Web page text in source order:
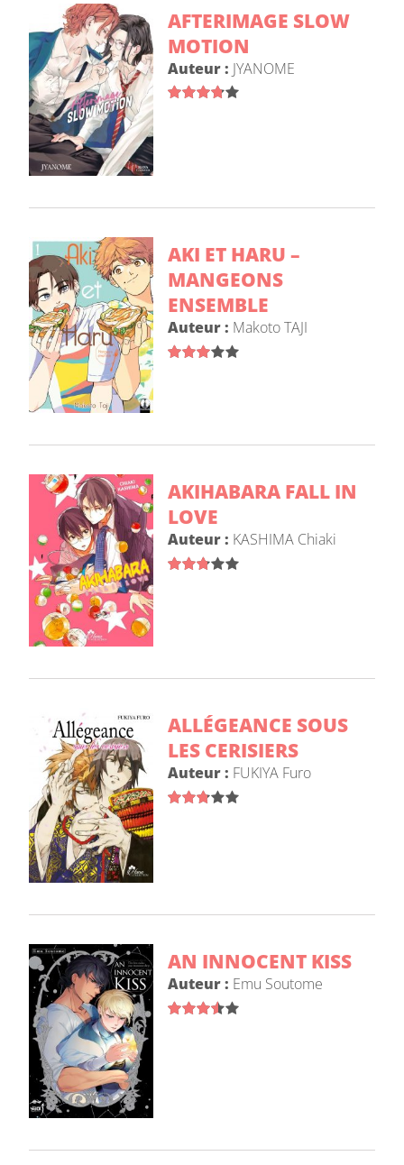
AFTERIMAGE SLOW
MOTION
Auteur : JYANOME
AKI ET HARU –
MANGEONS
ENSEMBLE
Auteur : Makoto TAJI
AKIHABARA FALL IN
LOVE
Auteur : KASHIMA Chiaki
ALLÉGEANCE SOUS
LES CERISIERS
Auteur : FUKIYA Furo
AN INNOCENT KISS
Auteur : Emu Soutome